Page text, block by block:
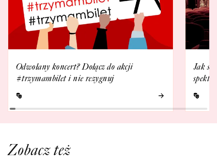
Odwołany koncert? Dołącz do akcji
#trzymambilet i nie rezygnuj
Jak
Zobacz też